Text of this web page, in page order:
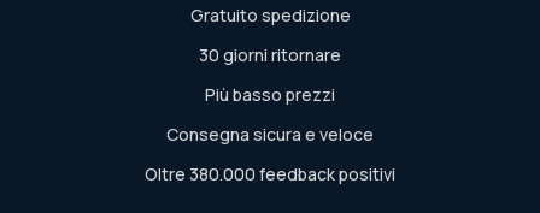
Gratuito spedizione
30 giorni ritornare
Più basso prezzi
Consegna sicura e veloce
Oltre 380.000 feedback positivi